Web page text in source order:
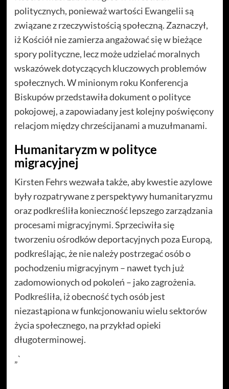
politycznych, ponieważ wartości Ewangelii są
związane z rzeczywistością społeczną. Zaznaczył,
iż Kościół nie zamierza angażować się w bieżące
spory polityczne, lecz może udzielać moralnych
wskazówek dotyczących kluczowych problemów
społecznych. W minionym roku Konferencja
Biskupów przedstawiła dokument o polityce
pokojowej, a zapowiadany jest kolejny poświęcony
relacjom między chrześcijanami a muzułmanami.
Humanitaryzm w polityce
migracyjnej
Kirsten Fehrs wezwała także, aby kwestie azylowe
były rozpatrywane z perspektywy humanitaryzmu
oraz podkreśliła konieczność lepszego zarządzania
procesami migracyjnymi. Sprzeciwiła się
tworzeniu ośrodków deportacyjnych poza Europą,
podkreślając, że nie należy postrzegać osób o
pochodzeniu migracyjnym – nawet tych już
zadomowionych od pokoleń – jako zagrożenia.
Podkreśliła, iż obecność tych osób jest
niezastąpiona w funkcjonowaniu wielu sektorów
życia społecznego, na przykład opieki
długoterminowej.
„`